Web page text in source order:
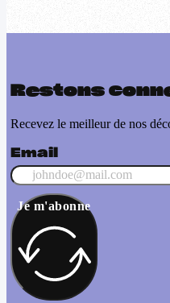
Restons
Recevez le meilleur de nos
Email
Je m'abonne